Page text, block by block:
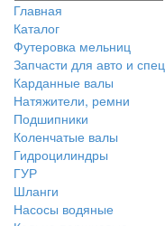
Главная
Каталог
Футеровка мельниц
Запчасти для авто и
Карданные валы
Натяжители, ремни
Подшипники
Коленчатые валы
Гидроцилиндры
ГУР
Шланги
Насосы водяные